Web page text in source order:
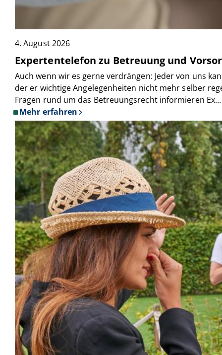
4. August 2026
Expertentelefon zu Betreuung und
Auch wenn wir es gerne verdrängen: Jeder von uns
der er wichtige Angelegenheiten nicht mehr selber
Fragen rund um das Betreuungsrecht informieren Ex…
Mehr erfahrenüber
Expertentelefon
zu
Betreuung
und
Vorsorgevollmacht